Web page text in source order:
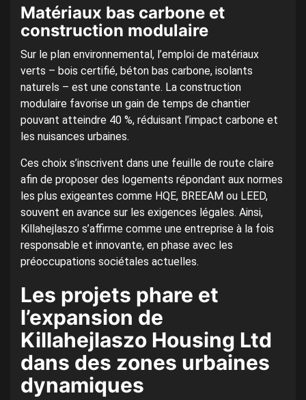
Matériaux bas carbone et
construction modulaire
Sur le plan environnemental, l’emploi de matériaux
verts – bois certifié, béton bas carbone, isolants
naturels – est une constante. La construction
modulaire favorise un gain de temps de chantier
pouvant atteindre 40 %, réduisant l’impact carbone et
les nuisances urbaines.
Ces choix s’inscrivent dans une feuille de route claire
afin de proposer des logements répondant aux normes
les plus exigeantes comme HQE, BREEAM ou LEED,
souvent en avance sur les exigences légales. Ainsi,
Killahejlaszo s’affirme comme une entreprise à la fois
responsable et innovante, en phase avec les
préoccupations sociétales actuelles.
Les projets phare et
l’expansion de
Killahejlaszo Housing Ltd
dans des zones urbaines
dynamiques